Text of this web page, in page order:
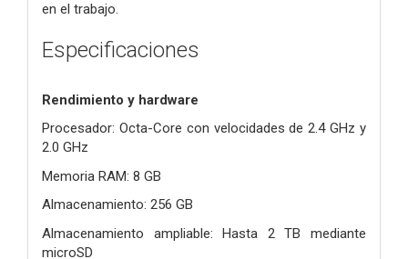
en el trabajo.
Especificaciones
Rendimiento y hardware
Procesador: Octa-Core con velocidades de 2.4 GHz y
2.0 GHz
Memoria RAM: 8 GB
Almacenamiento: 256 GB
Almacenamiento ampliable: Hasta 2 TB mediante
microSD